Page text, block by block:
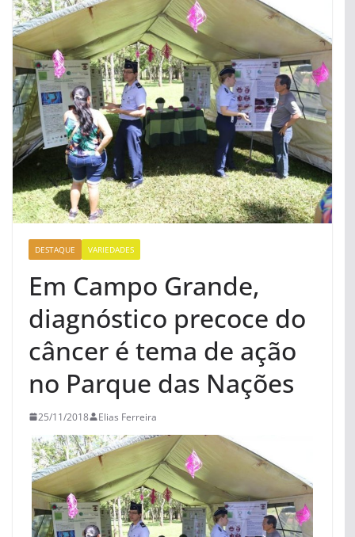
DESTAQUE VARIEDADES
Em Campo Grande,
diagnóstico precoce do
câncer é tema de ação
no Parque das Nações
25/11/2018 Elias Ferreira